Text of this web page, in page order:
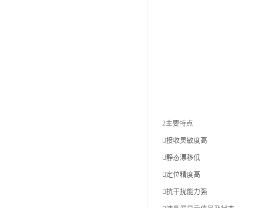
2主要特点
接收灵敏度高
静态漂移低
定位精度高
抗干扰能力强